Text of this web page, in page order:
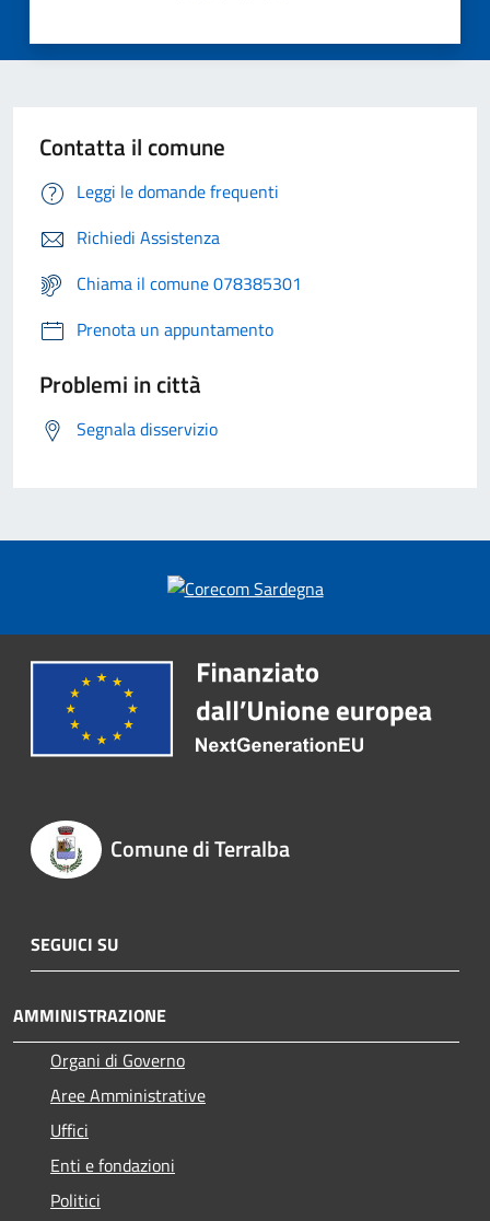
Contatta il comune
Leggi le domande frequenti
Richiedi Assistenza
Chiama il comune 078385301
Prenota un appuntamento
Problemi in città
Segnala disservizio
Comune di Terralba
SEGUICI SU
AMMINISTRAZIONE
Organi di Governo
Aree Amministrative
Uffici
Enti e fondazioni
Politici